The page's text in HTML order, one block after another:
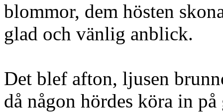
blommor, dem hösten
glad och vänlig anblick.
Det blef afton, ljusen
då någon hördes köra in